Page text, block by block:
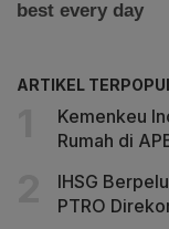
ARTIKEL
Kemenkeu
Rumah di
IHSG
PTRO